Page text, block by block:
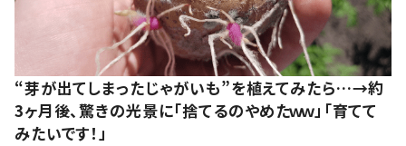
“芽が出てしまったじゃがいも”を植えてみたら…→約
3ヶ月後、驚きの光景に「捨てるのやめたｗｗ」「育てて
みたいです！」